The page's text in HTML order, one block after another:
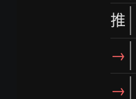
推
→
→